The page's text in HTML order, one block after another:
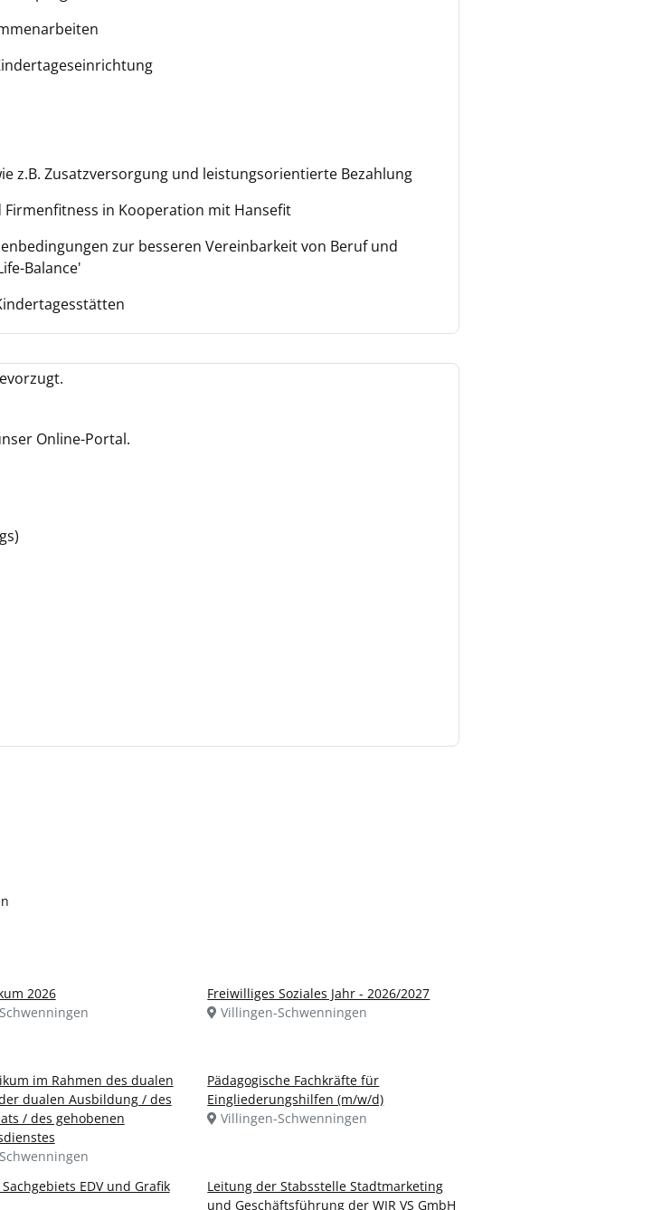
z.B. Zusatzversorgung und leistungsorientierte Bezahlung
in Kooperation mit Hansefit
zur besseren Vereinbarkeit von Beruf und
Balance'
Online-Portal.
2026
Freiwilliges Soziales Jahr - 2026/2027
Villingen-Schwenningen
im Rahmen des dualen
dualen Ausbildung / des
/ des gehobenen
Pädagogische Fachkräfte für
Eingliederungshilfen (m/w/d)
Villingen-Schwenningen
EDV und Grafik
Leitung der Stabsstelle Stadtmarketing
und Geschäftsführung der WIR VS GmbH